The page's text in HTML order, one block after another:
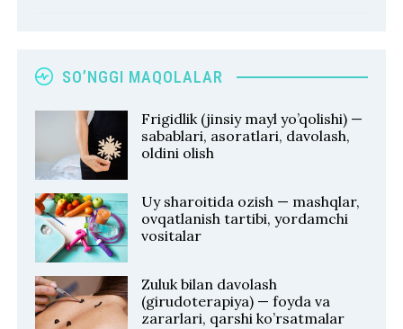
SO’NGGI MAQOLALAR
Frigidlik (jinsiy mayl yo’qolishi) —
sabablari, asoratlari, davolash,
oldini olish
Uy sharoitida ozish — mashqlar,
ovqatlanish tartibi, yordamchi
vositalar
Zuluk bilan davolash
(girudoterapiya) — foyda va
zararlari, qarshi ko’rsatmalar